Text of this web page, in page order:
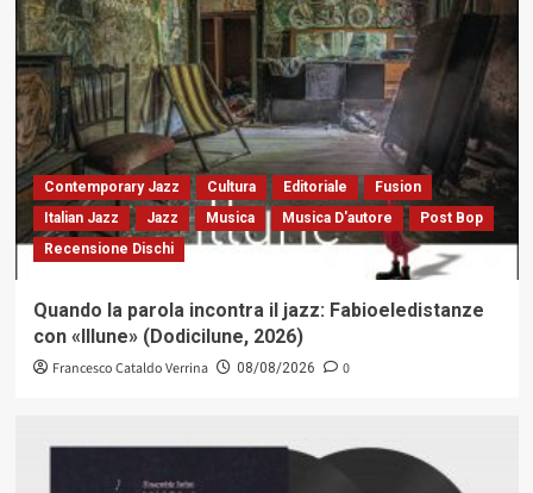
Contemporary Jazz Cultura Editoriale
Fusion
Italian Jazz
Jazz Musica Musica D'autore
Post Bop
Recensione Dischi
Quando la parola incontra il jazz: Fabioeledistanze
con «Illune» (Dodicilune, 2026)
Francesco Cataldo Verrina 08/08/2026 0